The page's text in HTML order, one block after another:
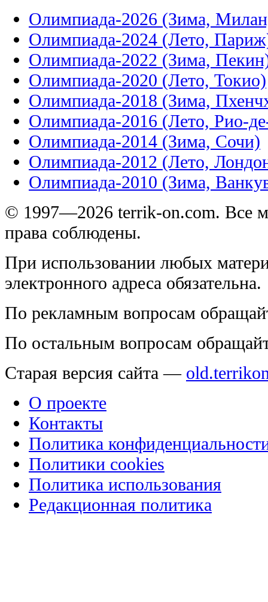
Олимпиада-2026 (Зима,
Олимпиада-2024 (Лето,
Олимпиада-2022 (Зима,
Олимпиада-2020 (Лето, Токио)
Олимпиада-2018 (Зима,
Олимпиада-2016 (Лето, Рио-
Олимпиада-2014 (Зима, Сочи)
Олимпиада-2012 (Лето,
Олимпиада-2010 (Зима,
© 1997—2026 terrik-on.com. Все
права соблюдены.
При использовании любых
электронного адреса обязательна.
По рекламным вопросам
По остальным вопросам
Старая версия сайта —
О проекте
Контакты
Политика
Политики cookies
Политика использования
Редакционная политика